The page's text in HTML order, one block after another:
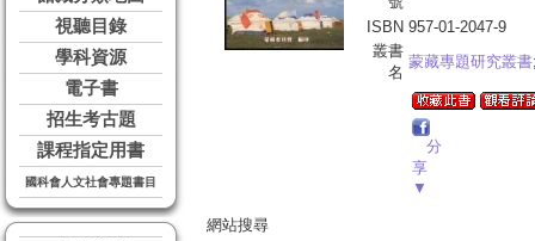
視聽目錄
學科資源
電子書
招生考古題
課程指定用書
國科會人文社會專題書目
ISBN 957-01-2047-9
叢書
名
蒙藏專題研究叢書
分
享
▼
網站搜尋